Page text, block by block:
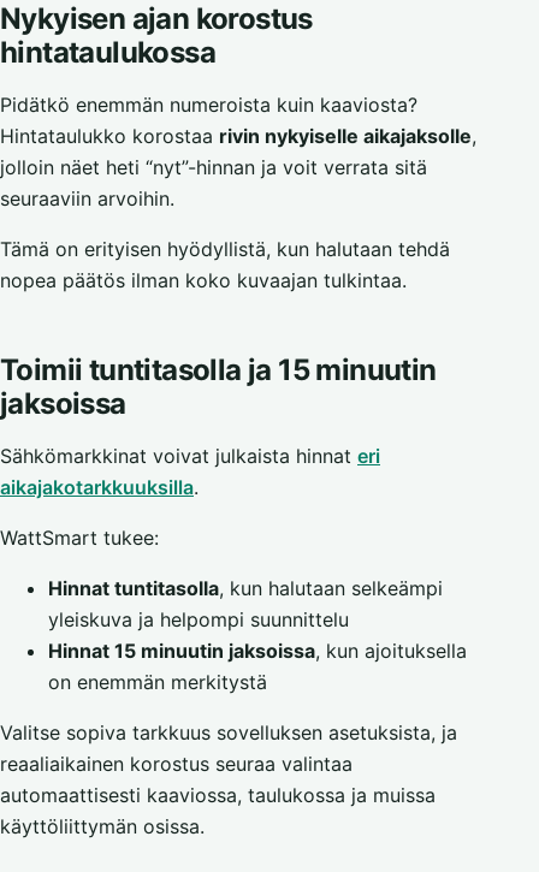
Nykyisen ajan korostus
hintataulukossa
Pidätkö enemmän numeroista kuin kaaviosta?
Hintataulukko korostaa rivin nykyiselle aikajaksolle,
jolloin näet heti “nyt”-hinnan ja voit verrata sitä
seuraaviin arvoihin.
Tämä on erityisen hyödyllistä, kun halutaan tehdä
nopea päätös ilman koko kuvaajan tulkintaa.
Toimii tuntitasolla ja 15 minuutin
jaksoissa
Sähkömarkkinat voivat julkaista hinnat eri
aikajakotarkkuuksilla.
WattSmart tukee:
Hinnat tuntitasolla, kun halutaan selkeämpi
yleiskuva ja helpompi suunnittelu
Hinnat 15 minuutin jaksoissa, kun ajoituksella
on enemmän merkitystä
Valitse sopiva tarkkuus sovelluksen asetuksista, ja
reaaliaikainen korostus seuraa valintaa
automaattisesti kaaviossa, taulukossa ja muissa
käyttöliittymän osissa.